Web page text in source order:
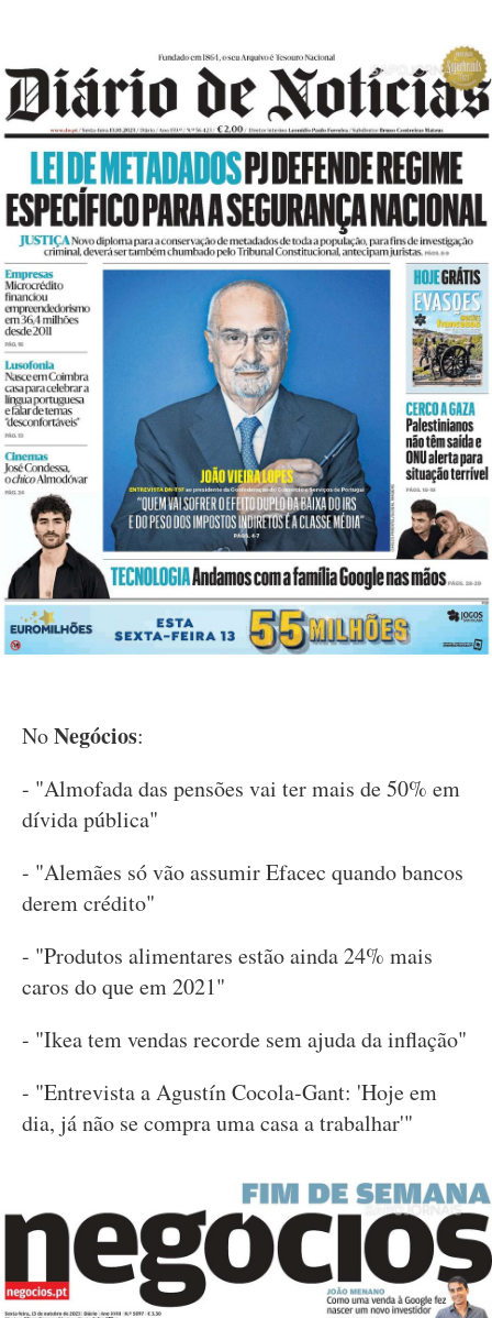
NoNegócios:
- "Almofada das pensões vai ter mais de 50% em
dívida pública"
- "Alemães só vão assumir Efacec quando bancos
derem crédito"
- "Produtos alimentares estão ainda 24% mais
caros do que em 2021"
- "Ikea tem vendas recorde sem ajuda da inflação"
- "Entrevista a Agustín Cocola-Gant: 'Hoje em
dia, já não se compra uma casa a trabalhar'"